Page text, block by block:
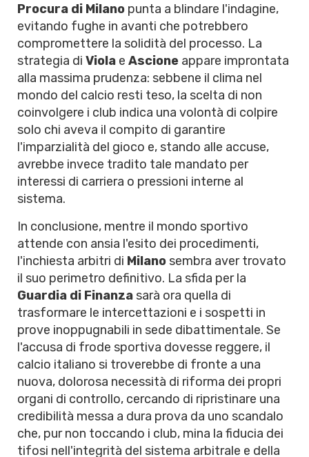
Procura di Milano punta a blindare l'indagine,
evitando fughe in avanti che potrebbero
compromettere la solidità del processo. La
strategia di Viola e Ascione appare improntata
alla massima prudenza: sebbene il clima nel
mondo del calcio resti teso, la scelta di non
coinvolgere i club indica una volontà di colpire
solo chi aveva il compito di garantire
l'imparzialità del gioco e, stando alle accuse,
avrebbe invece tradito tale mandato per
interessi di carriera o pressioni interne al
sistema.
In conclusione, mentre il mondo sportivo
attende con ansia l'esito dei procedimenti,
l'inchiesta arbitri di Milano sembra aver trovato
il suo perimetro definitivo. La sfida per la
Guardia di Finanza sarà ora quella di
trasformare le intercettazioni e i sospetti in
prove inoppugnabili in sede dibattimentale. Se
l'accusa di frode sportiva dovesse reggere, il
calcio italiano si troverebbe di fronte a una
nuova, dolorosa necessità di riforma dei propri
organi di controllo, cercando di ripristinare una
credibilità messa a dura prova da uno scandalo
che, pur non toccando i club, mina la fiducia dei
tifosi nell'integrità del sistema arbitrale e della